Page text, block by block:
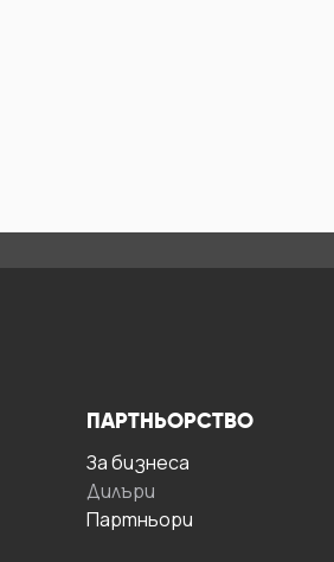
ПАРТНЬОРСТВО
За бизнесa
Дилъри
Партньори